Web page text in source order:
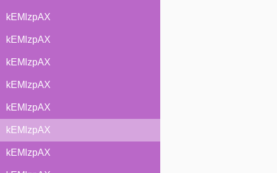
kEMlzpAX
kEMlzpAX
kEMlzpAX
kEMlzpAX
kEMlzpAX
kEMlzpAX
kEMlzpAX